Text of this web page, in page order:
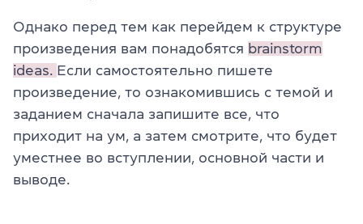
Однако перед тем как перейдем к структуре
произведения вам понадобятся brainstorm
ideas.
Если самостоятельно пишете
произведение, то ознакомившись с темой и
заданием сначала запишите все, что
приходит на ум, а затем смотрите, что будет
уместнее во вступлении, основной части и
выводе.